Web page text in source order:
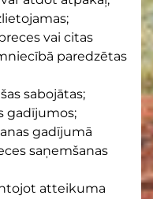
vai citas
paredzētas
sabojātas;
gadījumos;
gadījumā
saņemšanas
atteikuma